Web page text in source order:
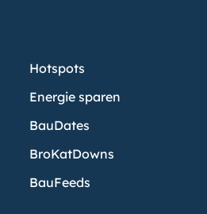
Hotspots
Energie sparen
BauDates
BroKatDowns
BauFeeds